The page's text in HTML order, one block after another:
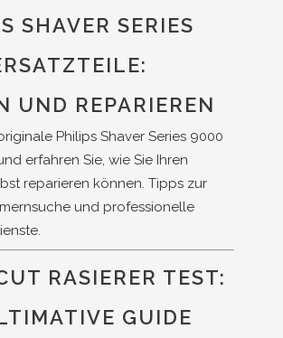
SHAVER SERIES
UND REPARIEREN
Philips Shaver Series 9000
erfahren Sie, wie Sie Ihren
reparieren können. Tipps zur
und professionelle
RASIERER TEST:
GUIDE